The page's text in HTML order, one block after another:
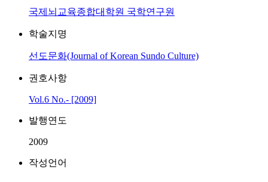
국제뇌교육종합대학원 국학연구원
학술지명
선도문화(Journal of Korean Sundo Culture)
권호사항
Vol.6 No.- [2009]
발행연도
2009
작성언어